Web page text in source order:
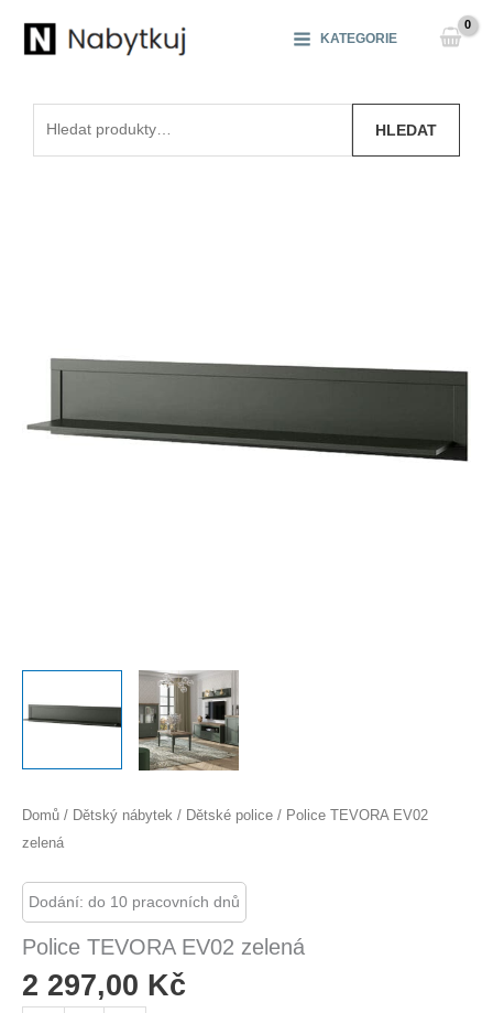
KATEGORIE
HLEDAT
Domů / Dětský nábytek / Dětské police / Police TEVORA EV02
zelená
Dodání: do 10 pracovních dnů
Police TEVORA EV02 zelená
2 297,00 Kč